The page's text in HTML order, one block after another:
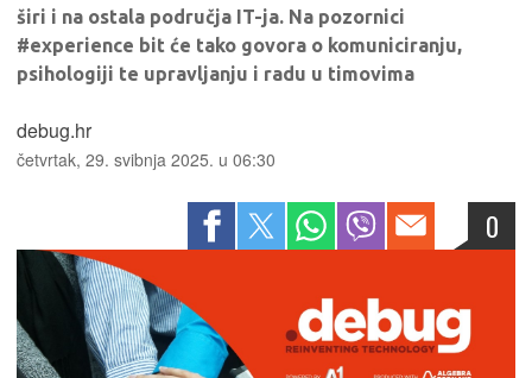
širi i na ostala područja IT-ja. Na pozornici
#experience bit će tako govora o komuniciranju,
psihologiji te upravljanju i radu u timovima
debug.hr
četvrtak, 29. svibnja 2025. u 06:30
0